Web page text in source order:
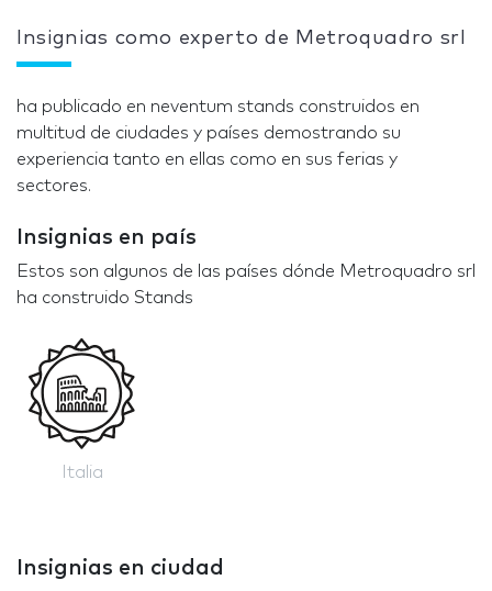
Insignias como experto de Metroquadro srl
ha publicado en neventum stands construidos en
multitud de ciudades y países demostrando su
experiencia tanto en ellas como en sus ferias y
sectores.
Insignias en país
Estos son algunos de las países dónde Metroquadro srl
ha construido Stands
Italia
Insignias en ciudad